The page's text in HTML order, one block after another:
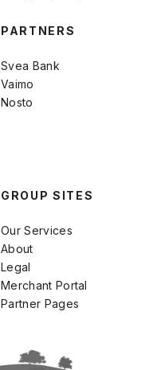
PARTNERS
Svea Bank
Vaimo
Nosto
GROUP SITES
Our Services
About
Legal
Merchant Portal
Partner Pages